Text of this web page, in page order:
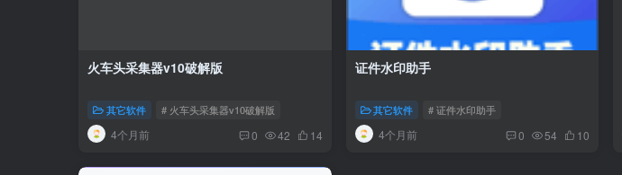
火车头采集器v10破解版
其它软件 # 火车头采集器v10破解版
4个月前 0 42 14
证件水印助手
其它软件 # 证件水印助手
4个月前 0 54 10